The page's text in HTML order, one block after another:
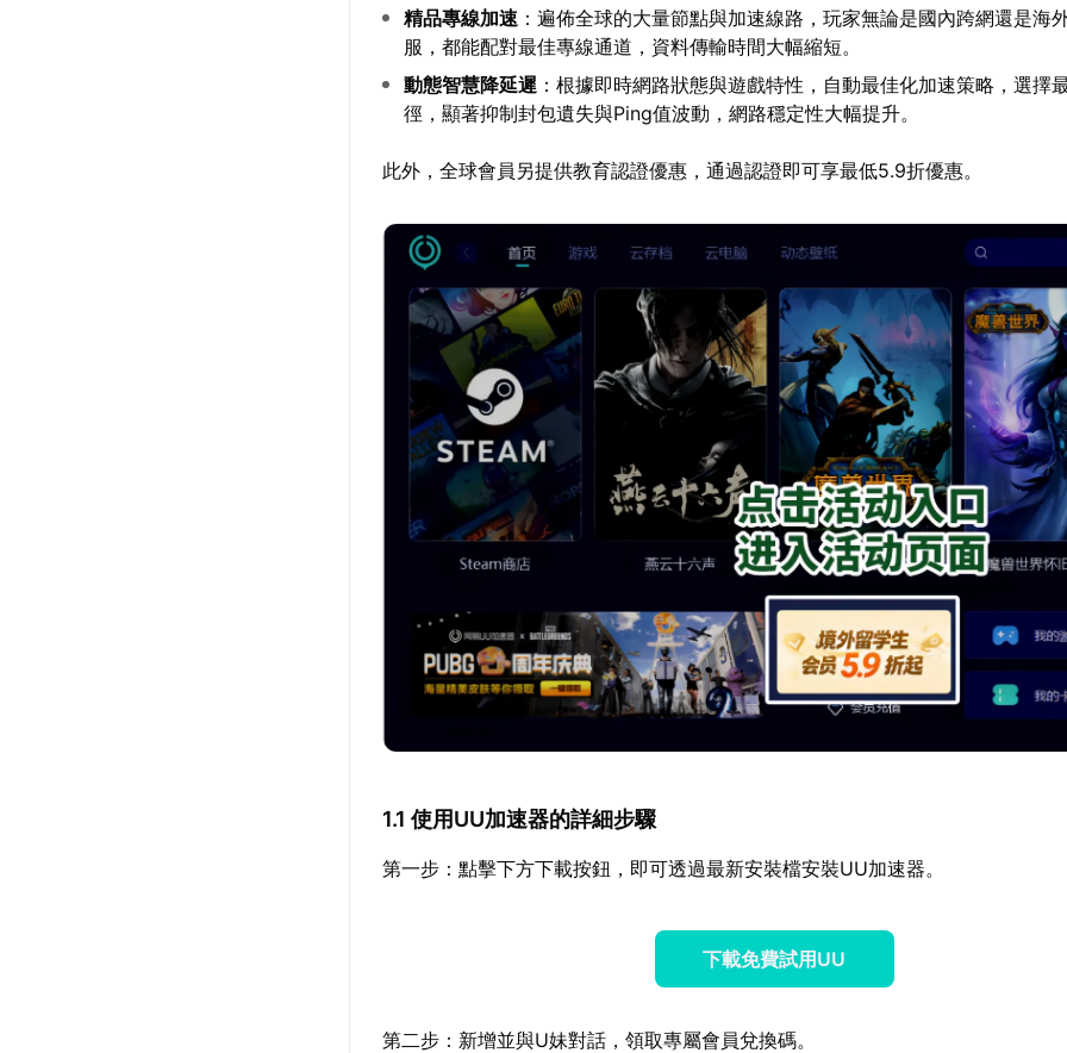
精品專線加速 ：遍佈全球的大量節點與加速線路，玩家無論是國內跨網還是海
服，都能配對最佳專線通道，資料傳輸時間大幅縮短。
動態智慧降延遲 ：根據即時網路狀態與遊戲特性，自動最佳化加速策略，選擇
徑，顯著抑制封包遺失與Ping值波動，網路穩定性大幅提升。
此外，全球會員另提供教育認證優惠，通過認證即可享最低5.9折優惠。
1.1 使用UU加速器的詳細步驟
第一步：點擊下方下載按鈕，即可透過最新安裝檔安裝UU加速器。
下載免費試用UU
第二步：新增並與U妹對話，領取專屬會員兌換碼。